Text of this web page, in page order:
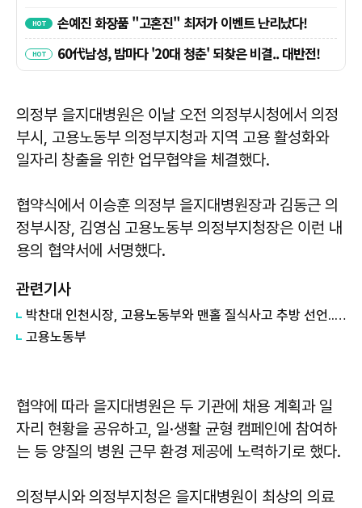
의정부 을지대병원은 이날 오전 의정부시청에서 의정
부시, 고용노동부 의정부지청과 지역 고용 활성화와
일자리 창출을 위한 업무협약을 체결했다.
협약식에서 이승훈 의정부 을지대병원장과 김동근 의
정부시장, 김영심 고용노동부 의정부지청장은 이런 내
용의 협약서에 서명했다.
관련기사
박찬대 인천시장, 고용노동부와 맨홀 질식사고 추방 선언...사전 안전확인제 도입
고용노동부
협약에 따라 을지대병원은 두 기관에 채용 계획과 일
자리 현황을 공유하고, 일·생활 균형 캠페인에 참여하
는 등 양질의 병원 근무 환경 제공에 노력하기로 했다.
의정부시와 의정부지청은 을지대병원이 최상의 의료